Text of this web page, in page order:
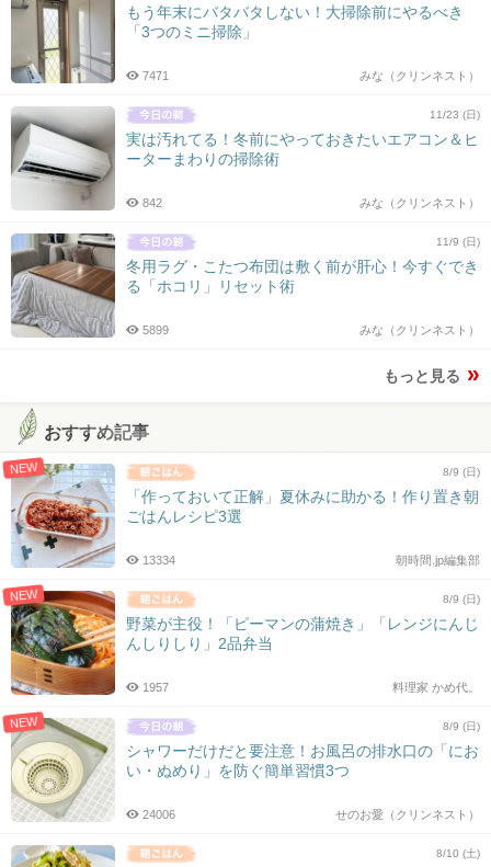
もう年末にバタバタしない！大掃除前にやるべき
「3つのミニ掃除」
みな（クリンネスト）
7471
11/23 (日)
実は汚れてる！冬前にやっておきたいエアコン＆ヒ
ーターまわりの掃除術
みな（クリンネスト）
842
11/9 (日)
冬用ラグ・こたつ布団は敷く前が肝心！今すぐでき
る「ホコリ」リセット術
みな（クリンネスト）
5899
もっと見る
おすすめ記事
NEW 8/9 (日)
「作っておいて正解」夏休みに助かる！作り置き朝
ごはんレシピ3選
朝時間.jp編集部
13334
NEW 8/9 (日)
野菜が主役！「ピーマンの蒲焼き」「レンジにんじ
んしりしり」2品弁当
料理家 かめ代。
1957
NEW 8/9 (日)
シャワーだけだと要注意！お風呂の排水口の「にお
い・ぬめり」を防ぐ簡単習慣3つ
せのお愛（クリンネスト）
24006
8/10 (土)